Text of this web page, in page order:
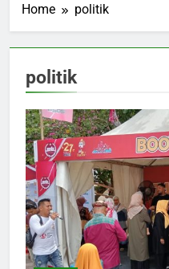
Home politik
politik